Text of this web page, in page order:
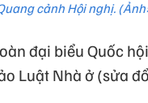
cảnh Hội nghị.
đại biểu Quốc
Luật Nhà ở (sửa